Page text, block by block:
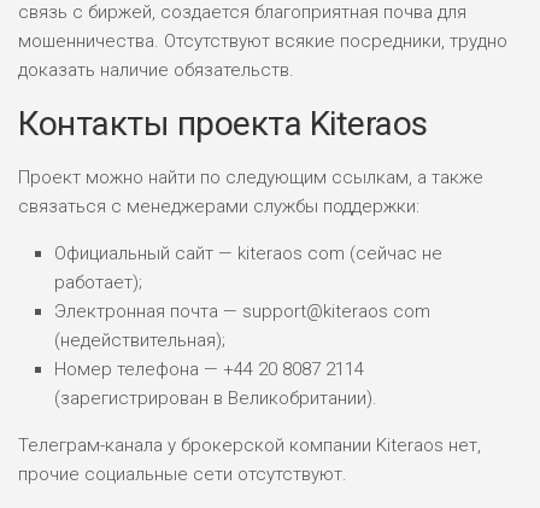
ВСЕМ
2
ДОХОД: НИЗКИЙ
БЮДЖЕТ: НИЗКИЙ
ОБЗОР
ПОДОЙДЕТ
РИСКИ: НИЗКИЕ
БЮДЖЕТ: НИЗКИЙ
ОБЗОР
связь с биржей, создается благоприятная почва для
мошенничества. Отсутствуют всякие посредники, трудно
доказать наличие обязательств.
Контакты проекта Kiteraos
Проект можно найти по следующим ссылкам, а также
связаться с менеджерами службы поддержки:
Официальный сайт — kiteraos com (сейчас не
работает);
Электронная почта — support@kiteraos com
(недействительная);
Номер телефона — +44 20 8087 2114
(зарегистрирован в Великобритании).
Телеграм-канала у брокерской компании Kiteraos нет,
прочие социальные сети отсутствуют.